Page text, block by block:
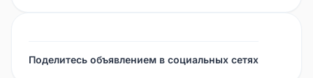
Поделитесь объявлением в социальных сетях